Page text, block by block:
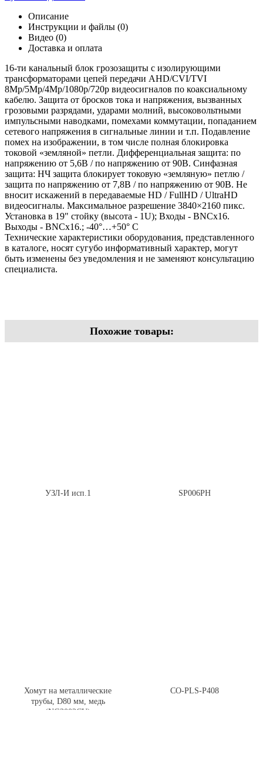
Описание
Инструкции и файлы (0)
Видео (0)
Доставка и оплата
16-ти канальный блок грозозащиты с изолирующими
трансформаторами цепей передачи AHD/CVI/TVI
8Mp/5Мp/4Мp/1080p/720p видеосигналов по коаксиальному
кабелю. Защита от бросков тока и напряжения, вызванных
грозовыми разрядами, ударами молний, высоковольтными
импульсными наводками, помехами коммутации, попаданием
сетевого напряжения в сигнальные линии и т.п. Подавление
помех на изображении, в том числе полная блокировка
токовой «земляной» петли. Дифференциальная защита: по
напряжению от 5,6В / по напряжению от 90В. Синфазная
защита: НЧ защита блокирует токовую «земляную» петлю /
защита по напряжению от 7,8В / по напряжению от 90В. Не
вносит искажений в передаваемые HD / FullHD / UltraHD
видеосигналы. Максимальное разрешение 3840×2160 пикс.
Установка в 19" стойку (высота - 1U); Входы - BNCx16.
Выходы - BNCx16.; -40°…+50° C
Технические характеристики оборудования, представленного
в каталоге, носят сугубо информативный характер, могут
быть изменены без уведомления и не заменяют консультацию
специалиста.
Похожие товары:
УЗЛ-И исп.1 SP006PH
Хомут на металлические
трубы, D80 мм, медь
(NG3002CU)
CO-PLS-P408